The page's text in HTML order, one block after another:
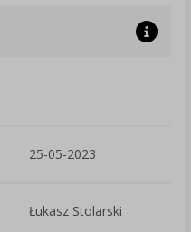
25-05-2023
Łukasz Stolarski